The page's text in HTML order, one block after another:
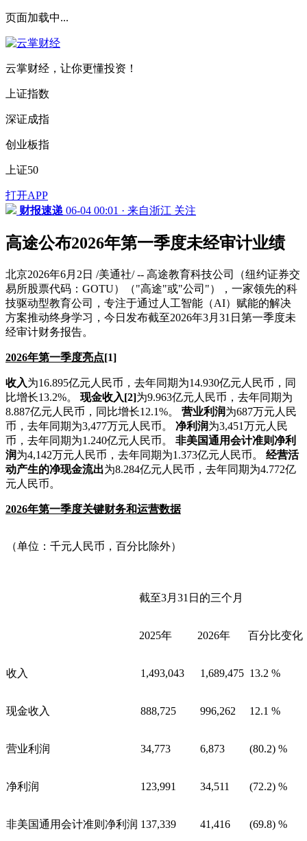
页面加载中...
云掌财经，让你更懂投资！
上证指数
深证成指
创业板指
上证50
打开APP
财报速递 06-04 00:01 · 来自浙江 关注
高途公布2026年第一季度未经审计业绩
北京2026年6月2日 /美通社/ -- 高途教育科技公司（纽约证券交
易所股票代码：GOTU）（"高途"或"公司"），一家领先的科
技驱动型教育公司，专注于通过人工智能（AI）赋能的解决
方案推动终身学习，今日发布截至2026年3月31日第一季度未
经审计财务报告。
2026年第一季度亮点[1]
收入为16.895亿元人民币，去年同期为14.930亿元人民币，同
比增长13.2%。 现金收入[2]为9.963亿元人民币，去年同期为
8.887亿元人民币，同比增长12.1%。 营业利润为687万元人民
币，去年同期为3,477万元人民币。 净利润为3,451万元人民
币，去年同期为1.240亿元人民币。 非美国通用会计准则净利
润为4,142万元人民币，去年同期为1.373亿元人民币。 经营活
动产生的净现金流出为8.284亿元人民币，去年同期为4.772亿
元人民币。
2026年第一季度关键财务和运营数据
（单位：千元人民币，百分比除外）
截至3月31日的三个月
2025年 2026年 百分比变化
收入 1,493,043 1,689,475 13.2 %
现金收入 888,725 996,262 12.1 %
营业利润 34,773 6,873 (80.2) %
净利润 123,991 34,511 (72.2) %
非美国通用会计准则净利润 137,339 41,416 (69.8) %